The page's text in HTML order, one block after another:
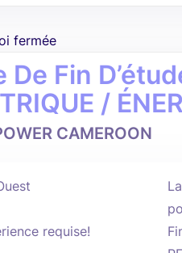
fermée
De Fin
/
CAMEROON
requise!